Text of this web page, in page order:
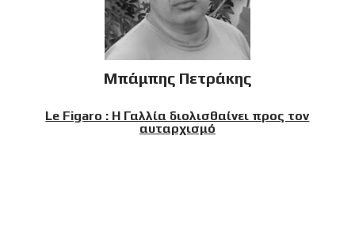
Μπάμπης Πετράκης
Le Figaro : Η Γαλλία διολισθαίνει προς τον
αυταρχισμό